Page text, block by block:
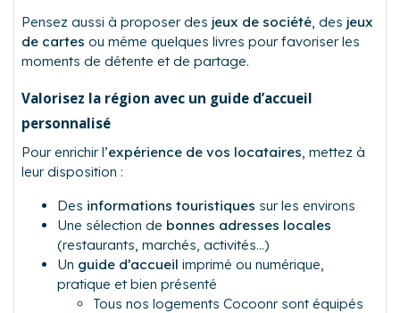
Pensez aussi à proposer des jeux de société , des jeux
de cartes ou même quelques livres pour favoriser les
moments de détente et de partage.
Valorisez la région avec un guide d’accueil
personnalisé
Pour enrichir l’expérience de vos locataires , mettez à
leur disposition :
Des informations touristiques sur les environs
Une sélection de bonnes adresses locales
(restaurants, marchés, activités…)
Un guide d’accueil imprimé ou numérique,
pratique et bien présenté
Tous nos logements Cocoonr sont équipés